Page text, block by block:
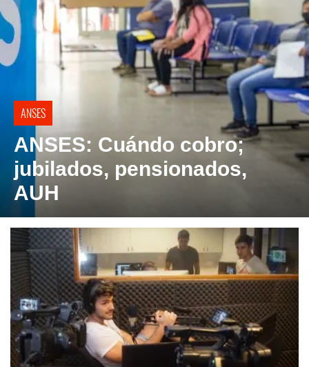
ANSES
ANSES: Cuándo cobro;
jubilados, pensionados,
AUH